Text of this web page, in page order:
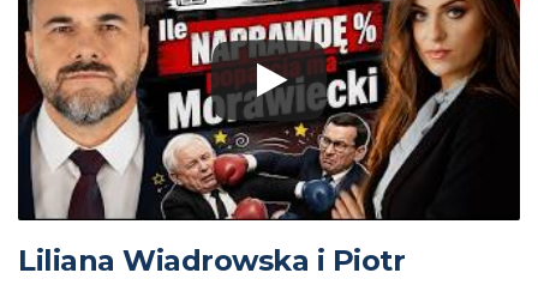
Liliana Wiadrowska i Piotr